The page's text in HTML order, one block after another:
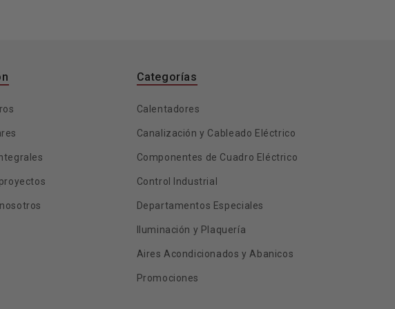
Categorías
Calentadores
Canalización y Cableado Eléctrico
Componentes de Cuadro Eléctrico
Control Industrial
Departamentos Especiales
Iluminación y Plaquería
Aires Acondicionados y Abanicos
Promociones